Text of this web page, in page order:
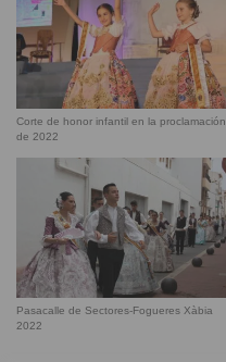
Corte de honor infantil en la proclamación
de 2022
Pasacalle de Sectores-Fogueres Xàbia
2022